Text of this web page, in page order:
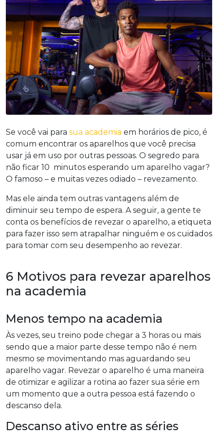
Se você vai para sua academia em horários de pico, é
comum encontrar os aparelhos que você precisa
usar já em uso por outras pessoas. O segredo para
não ficar 10 minutos esperando um aparelho vagar?
O famoso – e muitas vezes odiado – revezamento.
Mas ele ainda tem outras vantagens além de
diminuir seu tempo de espera. A seguir, a gente te
conta os benefícios de revezar o aparelho, a etiqueta
para fazer isso sem atrapalhar ninguém e os cuidados
para tomar com seu desempenho ao revezar.
6 Motivos para revezar aparelhos
na academia
Menos tempo na academia
Às vezes, seu treino pode chegar a 3 horas ou mais
sendo que a maior parte desse tempo não é nem
mesmo se movimentando mas aguardando seu
aparelho vagar. Revezar o aparelho é uma maneira
de otimizar e agilizar a rotina ao fazer sua série em
um momento que a outra pessoa está fazendo o
descanso dela.
Descanso ativo entre as séries